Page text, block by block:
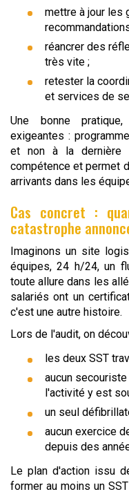
mettre à jour les
réancrer des
très vite ;
retester la
et services de
Une bonne
exigeantes :
et non à la dernière
compétence et permet
arrivants dans les
Cas concret :
catastrophe
Imaginons un site
équipes, 24 h/24, un
toute allure dans les
salariés ont un
c'est une autre histoire.
Lors de l'audit, on
les deux SST
aucun
l'activité y est
un seul
aucun exercice
depuis des
Le plan d'action issu
former au moins un